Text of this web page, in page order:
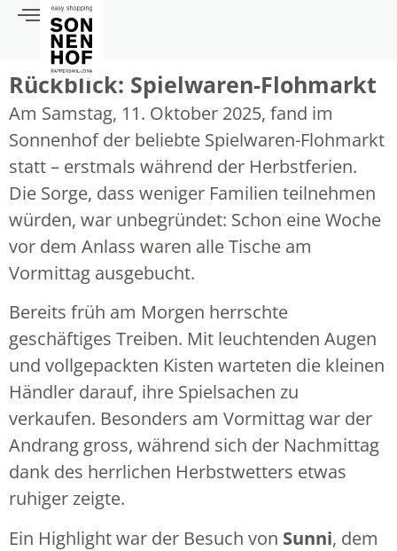
Rückblick: Spielwaren-Flohmarkt
Am Samstag, 11. Oktober 2025, fand im
Sonnenhof der beliebte Spielwaren-Flohmarkt
statt – erstmals während der Herbstferien.
Die Sorge, dass weniger Familien teilnehmen
würden, war unbegründet: Schon eine Woche
vor dem Anlass waren alle Tische am
Vormittag ausgebucht.
Bereits früh am Morgen herrschte
geschäftiges Treiben. Mit leuchtenden Augen
und vollgepackten Kisten warteten die kleinen
Händler darauf, ihre Spielsachen zu
verkaufen. Besonders am Vormittag war der
Andrang gross, während sich der Nachmittag
dank des herrlichen Herbstwetters etwas
ruhiger zeigte.
Ein Highlight war der Besuch von Sunni, dem